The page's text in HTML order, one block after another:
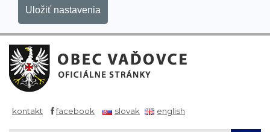
Uložiť nastavenia
kontakt facebook slovak english